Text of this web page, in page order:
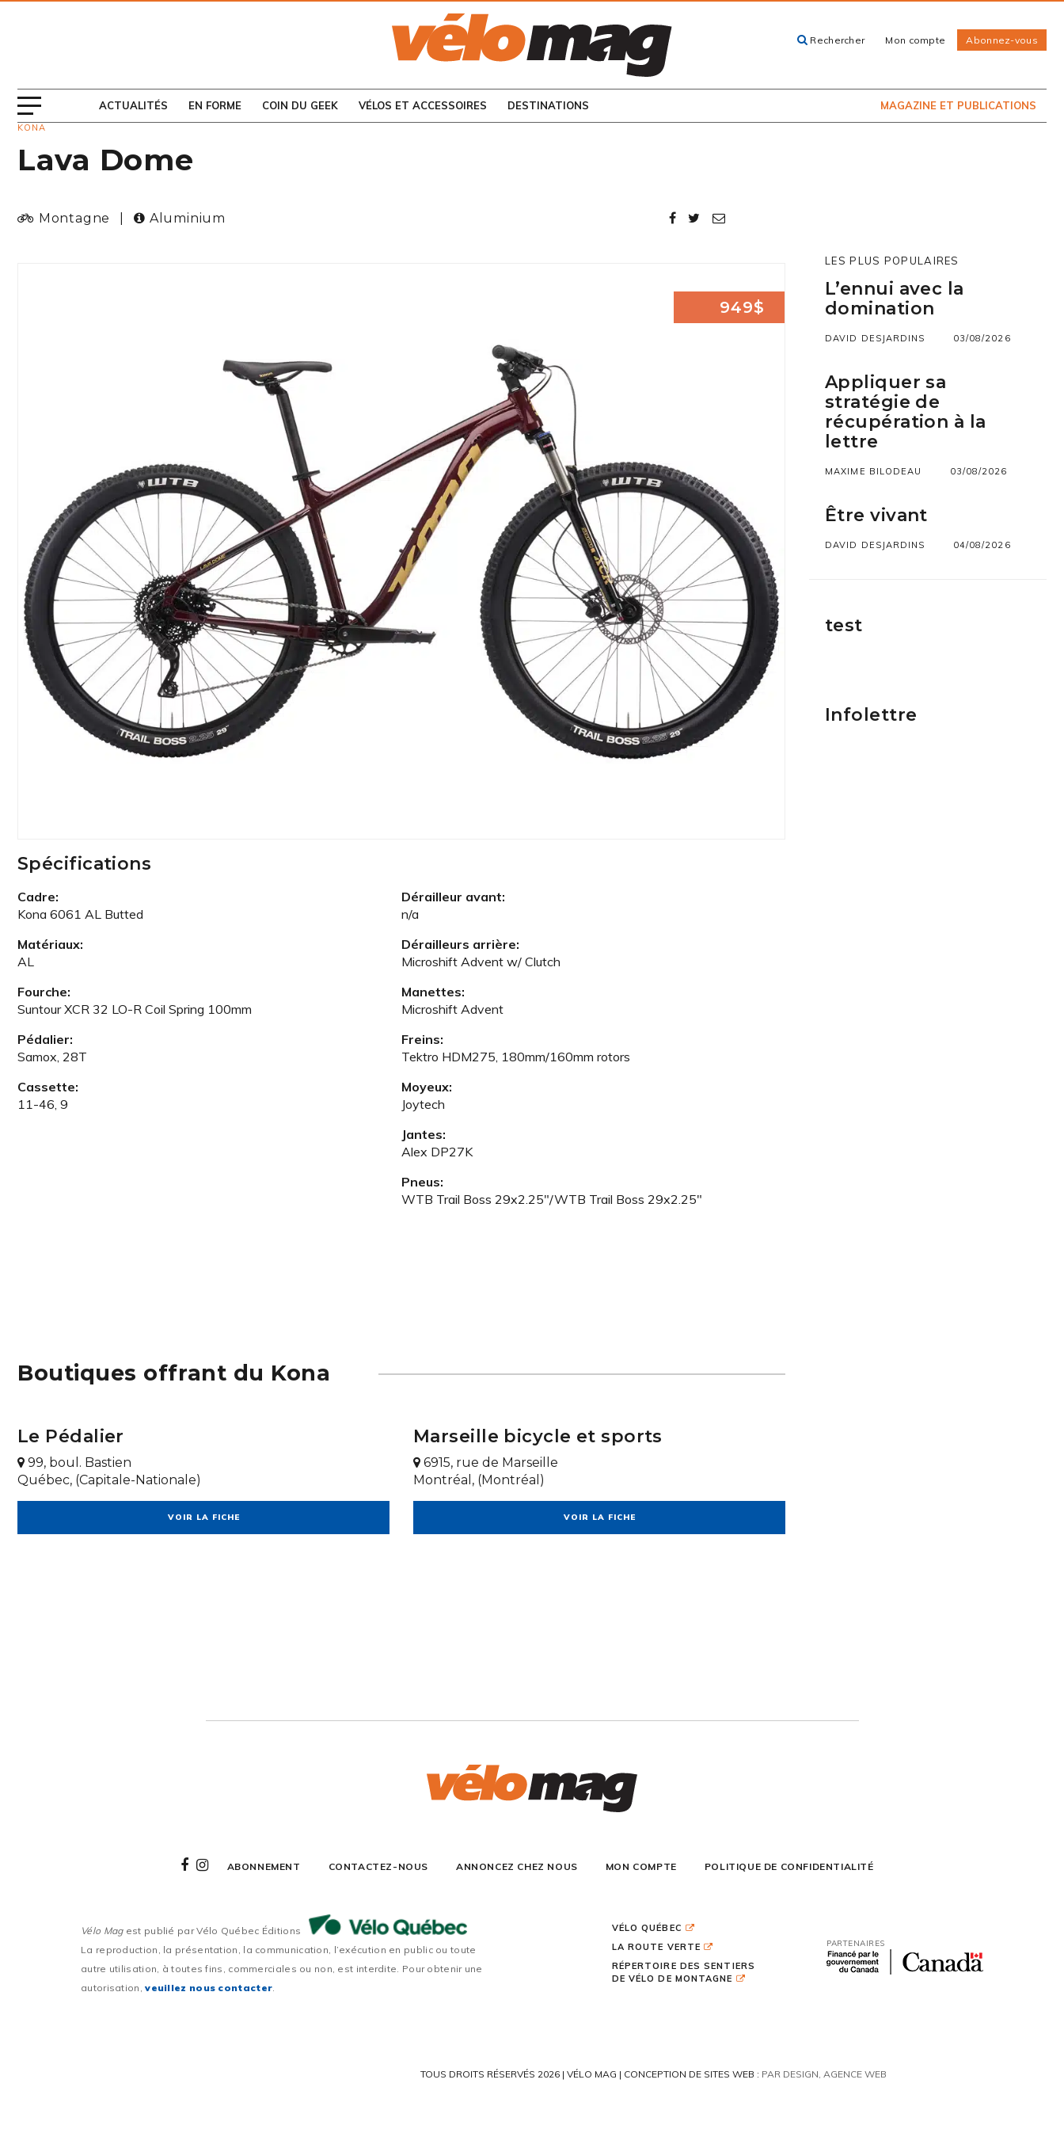
Rechercher Mon compte Abonnez-vous
ACTUALITÉS EN FORME COIN DU GEEK VÉLOS ET ACCESSOIRES DESTINATIONS MAGAZINE ET PUBLICATIONS
CONSULTEZ LES
EN KIOSQUE
KONA
Lava Dome
Montagne Aluminium
949$
Spécifications
Cadre:
Kona 6061 AL Butted
Matériaux:
AL
Fourche:
Suntour XCR 32 LO-R Coil Spring 100mm
Pédalier:
Samox, 28T
Cassette:
11-46, 9
Dérailleur avant:
n/a
Dérailleurs arrière:
Microshift Advent w/ Clutch
Manettes:
Microshift Advent
Freins:
Tektro HDM275, 180mm/160mm rotors
Moyeux:
Joytech
Jantes:
Alex DP27K
Pneus:
WTB Trail Boss 29x2.25"/WTB Trail Boss 29x2.25"
Boutiques offrant du Kona
Le Pédalier
99, boul. Bastien
Québec, (Capitale-Nationale)
VOIR LA FICHE
Marseille bicycle et sports
6915, rue de Marseille
Montréal, (Montréal)
VOIR LA FICHE
LES PLUS POPULAIRES
L’ennui avec la
domination
DAVID DESJARDINS 03/08/2026
Appliquer sa
stratégie de
récupération à la
lettre
MAXIME BILODEAU 03/08/2026
Être vivant
DAVID DESJARDINS 04/08/2026
test
Infolettre
ABONNEMENT CONTACTEZ-NOUS ANNONCEZ CHEZ NOUS MON COMPTE POLITIQUE DE CONFIDENTIALITÉ
Vélo Magest publié par Vélo Québec Éditions
La reproduction, la présentation, la communication, l’exécution en public ou toute
autre utilisation, à toutes fins, commerciales ou non, est interdite. Pour obtenir une
autorisation,veuillez nous contacter.
VÉLO QUÉBEC
LA ROUTE VERTE
RÉPERTOIRE DES SENTIERS
DE VÉLO DE MONTAGNE
PARTENAIRES
TOUS DROITS RÉSERVÉS 2026 | VÉLO MAG | CONCEPTION DE SITES WEB : PAR DESIGN, AGENCE WEB